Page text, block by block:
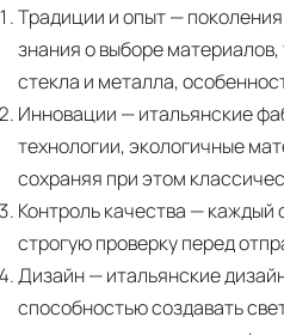
Традиции и опыт—
знания о выборе
стекла и металла,
Инновации — итальянские
технологии, экологичные
сохраняя при этом
Контроль качества — каждый
строгую проверку перед
Дизайн— итальянские
способностью создавать